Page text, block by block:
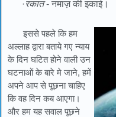
·रकात- नमाज़ की इकाई।
इससे पहले कि हम
अल्लाह द्वारा बताये गए न्याय
के दिन घटित होने वाली उन
घटनाओं के बारे मे जाने, हमें
अपने आप से पूछना चाहिए
कि वह दिन कब आएगा।
और हम यह सवाल पूछने